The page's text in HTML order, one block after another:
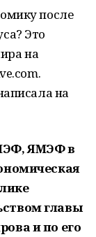
после
Это
на
на
ЯМЭФ в
главы
и по его